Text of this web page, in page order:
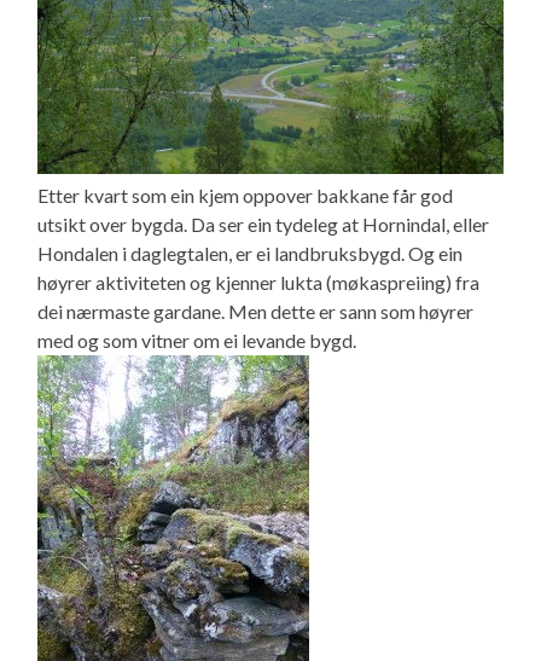
Etter kvart som ein kjem oppover bakkane får god
utsikt over bygda. Da ser ein tydeleg at Hornindal, eller
Hondalen i daglegtalen, er ei landbruksbygd. Og ein
høyrer aktiviteten og kjenner lukta (møkaspreiing) fra
dei nærmaste gardane. Men dette er sann som høyrer
med og som vitner om ei levande bygd.